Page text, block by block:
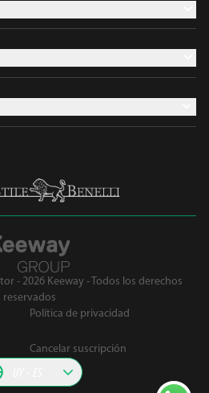
- 2026 Keeway - Todos los derechos
reservados
Política de privacidad
Cancelar suscripción